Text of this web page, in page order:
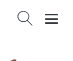
Vyhledávání